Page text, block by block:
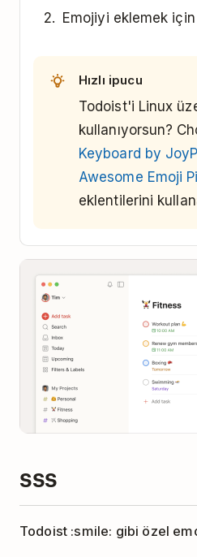
Emojiyi eklemek için
Hızlı ipucu
Todoist'i Linux
kullanıyorsun?
Keyboard by
Awesome Emoji
eklentilerini
SSS
Todoist :smile: gibi özel